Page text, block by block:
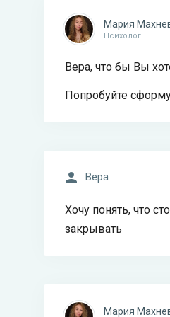
Мария
Психолог
Вера, что бы Вы
Попробуйте
Вера
Хочу понять, что
закрывать
Мария